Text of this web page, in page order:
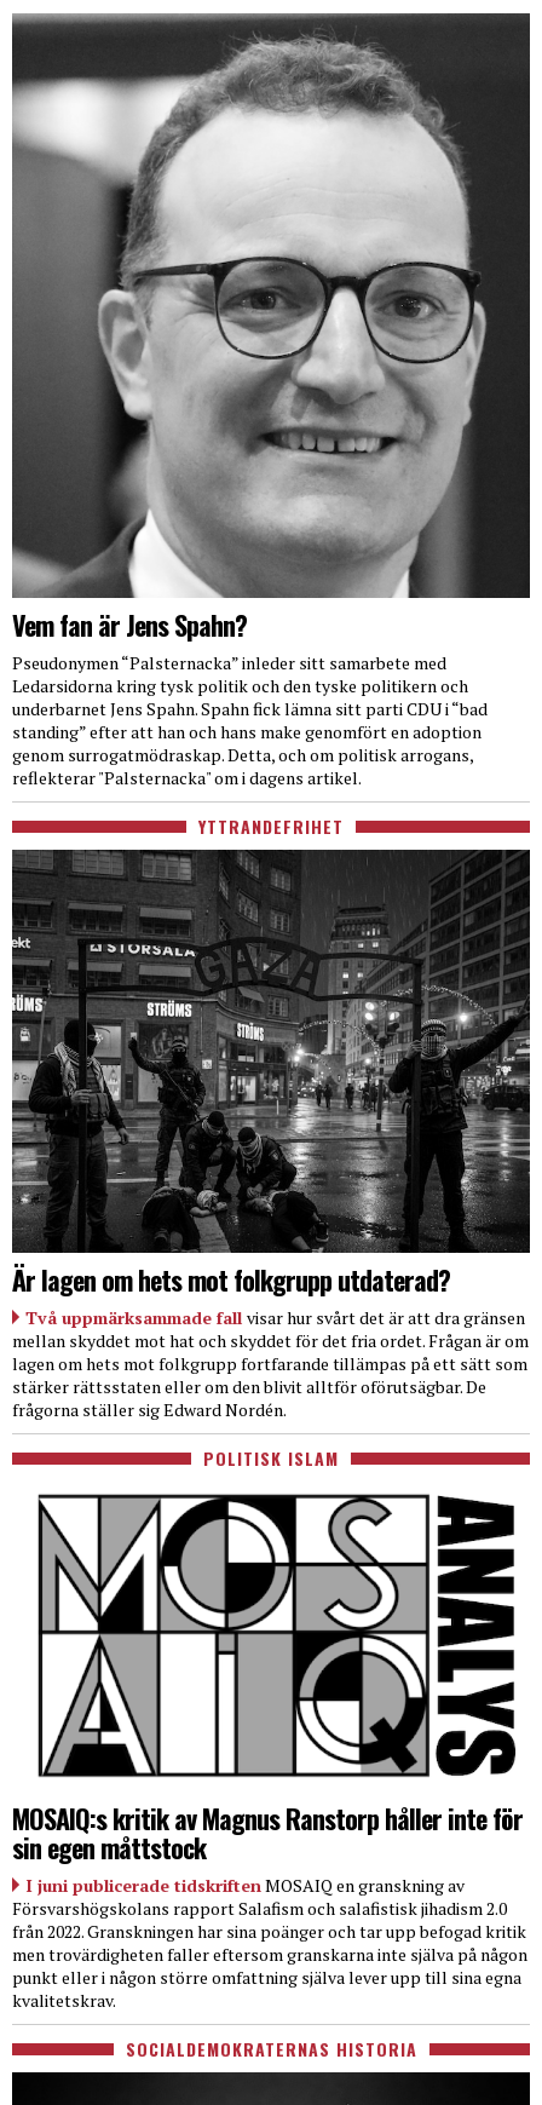
Vem fan är Jens Spahn?
Pseudonymen “Palsternacka” inleder sitt samarbete med
Ledarsidorna kring tysk politik och den tyske politikern och
underbarnet Jens Spahn. Spahn fick lämna sitt parti CDU i “bad
standing” efter att han och hans make genomfört en adoption
genom surrogatmödraskap. Detta, och om politisk arrogans,
reflekterar "Palsternacka" om i dagens artikel.
YTTRANDEFRIHET
Är lagen om hets mot folkgrupp utdaterad?
Två uppmärksammade fall visar hur svårt det är att dra gränsen
mellan skyddet mot hat och skyddet för det fria ordet. Frågan är om
lagen om hets mot folkgrupp fortfarande tillämpas på ett sätt som
stärker rättsstaten eller om den blivit alltför oförutsägbar. De
frågorna ställer sig Edward Nordén.
POLITISK ISLAM
MOSAIQ:s kritik av Magnus Ranstorp håller inte för
sin egen måttstock
I juni publicerade tidskriften MOSAIQ en granskning av
Försvarshögskolans rapport Salafism och salafistisk jihadism 2.0
från 2022. Granskningen har sina poänger och tar upp befogad kritik
men trovärdigheten faller eftersom granskarna inte själva på någon
punkt eller i någon större omfattning själva lever upp till sina egna
kvalitetskrav.
SOCIALDEMOKRATERNAS HISTORIA